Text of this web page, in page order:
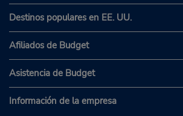
Destinos populares en EE. UU.
Afiliados de Budget
Asistencia de Budget
Información de la empresa